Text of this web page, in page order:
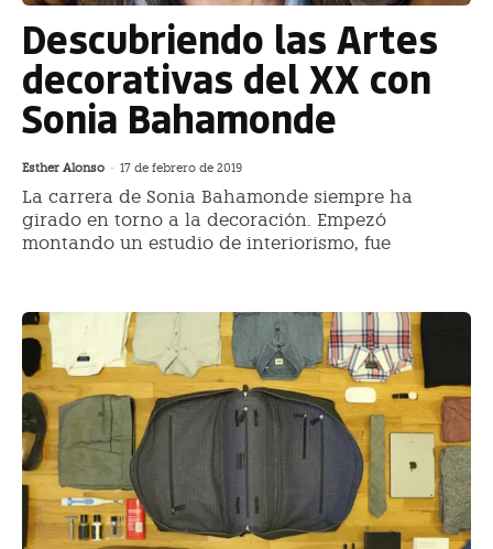
Descubriendo las Artes
decorativas del XX con
Sonia Bahamonde
Esther Alonso - 17 de febrero de 2019
La carrera de Sonia Bahamonde siempre ha
girado en torno a la decoración. Empezó
montando un estudio de interiorismo, fue